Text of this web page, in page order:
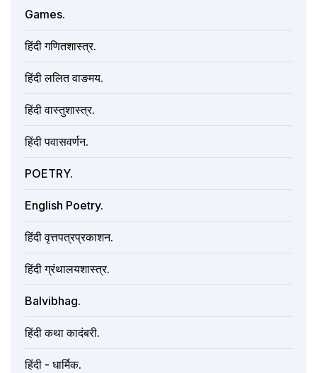
Games.
हिंदी गणितशास्त्र.
हिंदी ललित वाङमय.
हिंदी वास्तुशास्त्र.
हिंदी पवासवर्णन.
POETRY.
English Poetry.
हिंदी वृत्तपत्रप्रकाशन.
हिंदी ग्रंथालयशास्त्र.
Balvibhag.
हिंदी कथा कादंबरी.
हिंदी - धार्मिक.